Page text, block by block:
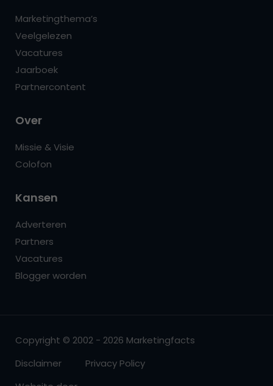
Marketingthema’s
Veelgelezen
Vacatures
Jaarboek
Partnercontent
Over
Missie & Visie
Colofon
Kansen
Adverteren
Partners
Vacatures
Blogger worden
Copyright © 2002 - 2026 Marketingfacts
Disclaimer
Privacy Policy